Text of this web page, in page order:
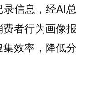
信息，经AI总
者行为画像报
效率，降低分